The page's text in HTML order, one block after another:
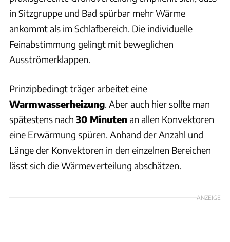
in Sitzgruppe und Bad spürbar mehr Wärme
ankommt als im Schlafbereich. Die individuelle
Feinabstimmung gelingt mit beweglichen
Ausströmerklappen.
Prinzipbedingt träger arbeitet eine
Warmwasserheizung. Aber auch hier sollte man
spätestens nach 30 Minutenan allen Konvektoren
eine Erwärmung spüren. Anhand der Anzahl und
Länge der Konvektoren in den einzelnen Bereichen
lässt sich die Wärmeverteilung abschätzen.
ANZEIGE